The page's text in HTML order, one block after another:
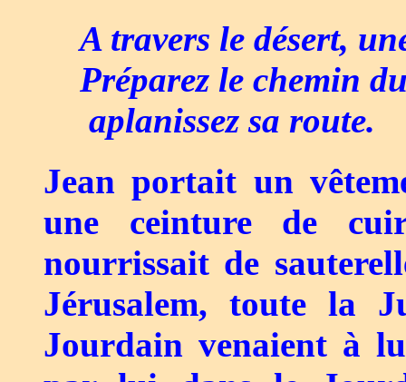
A travers le
Préparez le chemin
aplanissez sa route.
Jean portait un
une ceinture de
nourrissait de
Jérusalem, toute la
Jourdain venaient à